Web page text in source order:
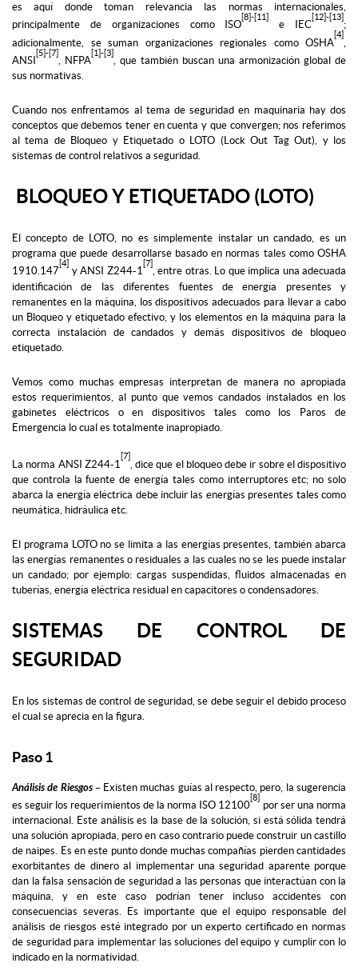
es aquí donde toman relevancia las normas internacionales,
principalmente de organizaciones como ISO
[8]-[11]
e IEC
[12]-[13]
;
adicionalmente, se suman organizaciones regionales como OSHA
[4]
,
ANSI
[5]-[7]
, NFPA
[1]-[3]
, que también buscan una armonización global de
sus normativas.
Cuando nos enfrentamos al tema de seguridad en maquinaria hay dos
conceptos que debemos tener en cuenta y que convergen; nos referimos
al tema de Bloqueo y Etiquetado o LOTO (Lock Out Tag Out), y los
sistemas de control relativos a seguridad.
BLOQUEO Y ETIQUETADO (LOTO)
El concepto de LOTO, no es simplemente instalar un candado, es un
programa que puede desarrollarse basado en normas tales como OSHA
1910.147
[4]
y ANSI Z244-1
[7]
, entre otras. Lo que implica una adecuada
identificación de las diferentes fuentes de energía presentes y
remanentes en la máquina, los dispositivos adecuados para llevar a cabo
un Bloqueo y etiquetado efectivo, y los elementos en la máquina para la
correcta instalación de candados y demás dispositivos de bloqueo
etiquetado.
Vemos como muchas empresas interpretan de manera no apropiada
estos requerimientos, al punto que vemos candados instalados en los
gabinetes eléctricos o en dispositivos tales como los Paros de
Emergencia lo cual es totalmente inapropiado.
La norma ANSI Z244-1
[7]
, dice que el bloqueo debe ir sobre el dispositivo
que controla la fuente de energía tales como interruptores etc; no solo
abarca la energía eléctrica debe incluir las energías presentes tales como
neumática, hidráulica etc.
El programa LOTO no se limita a las energías presentes, también abarca
las energías remanentes o residuales a las cuales no se les puede instalar
un candado; por ejemplo: cargas suspendidas, fluidos almacenadas en
tuberías, energía eléctrica residual en capacitores o condensadores.
SISTEMAS DE CONTROL DE
SEGURIDAD
En los sistemas de control de seguridad, se debe seguir el debido proceso
el cual se aprecia en la figura.
Paso 1
Análisis de Riesgos– Existen muchas guías al respecto, pero, la sugerencia
es seguir los requerimientos de la norma ISO 12100
[8]
por ser una norma
internacional. Este análisis es la base de la solución, si está sólida tendrá
una solución apropiada, pero en caso contrario puede construir un castillo
de naipes. Es en este punto donde muchas compañías pierden cantidades
exorbitantes de dinero al implementar una seguridad aparente porque
dan la falsa sensación de seguridad a las personas que interactúan con la
máquina, y en este caso podrían tener incluso accidentes con
consecuencias severas. Es importante que el equipo responsable del
análisis de riesgos esté integrado por un experto certificado en normas
de seguridad para implementar las soluciones del equipo y cumplir con lo
indicado en la normatividad.